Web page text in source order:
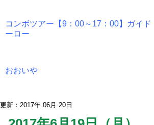
コンボツアー【9：00～17：00】ガイド
ーロー
おおいや
更新：2017年 06月 20日